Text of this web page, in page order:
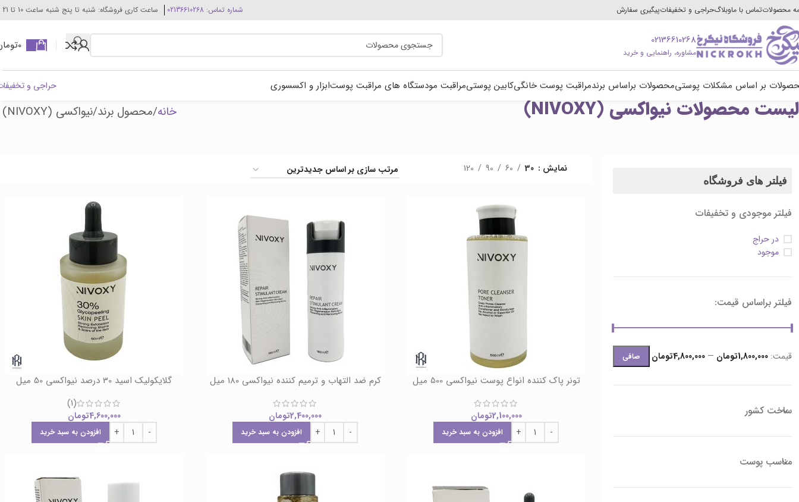
محصولاتتماس با ماوبلاگحراجی و تخفیفاتپیگیری سفارش شماره تماس: 02136610268 ساعت کاری فروشگاه: شنبه تا پنج شنبه ساعت 10 تا 21
02136610268
مشاوره، راهنمایی و خرید
0
بر اساس مشکلات پوستیمحصولات براساس برندمراقبت پوست خانگیکابین پوستیمراقبت مودستگاه های مراقبت پوستابزار و اکسسوری حراجی و
لیست محصولات نیواکسی (NIVOXY) خانه محصول برند نیواکسی (NIVOXY)
فیلتر های فروشگاه
فیلتر موجودی و تخفیفات
در حراج
موجود
فیلتر براساس قیمت:
صافی قيمت: 1,800,000تومان — 4,800,000تومان
ساخت کشور
مناسب پوست
نمایش 30
60
90
120
تونر پاک کننده انواع پوست نیواکسی 500 میل
2,100,000تومان
افزودن به سبد خرید
کرم ضد التهاب و ترمیم کننده نیواکسی 180 میل
2,400,000تومان
افزودن به سبد خرید
گلایکولیک اسید 30 درصد نیواکسی 50 میل
(1)
4,600,000تومان
افزودن به سبد خرید